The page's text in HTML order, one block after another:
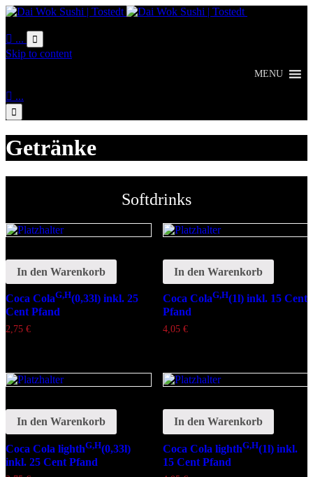
 ... 
Skip to content
MENU
 ...

Getränke
Softdrinks
In den Warenkorb
Coca ColaG,H(0,33l) inkl. 25
Cent Pfand
2,75 €
In den Warenkorb
Coca ColaG,H(1l) inkl. 15 Cent
Pfand
4,05 €
In den Warenkorb
Coca Cola lighthG,H(0,33l)
inkl. 25 Cent Pfand
In den Warenkorb
Coca Cola lighthG,H(1l) inkl.
15 Cent Pfand